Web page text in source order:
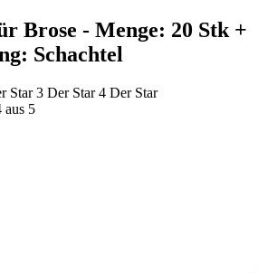
Brose - Menge: 20 Stk +
Schachtel
Star 3 Der Star 4 Der Star
aus 5